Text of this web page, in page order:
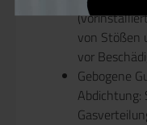
von Stößen
vor
Gebogene
Abdichtung: